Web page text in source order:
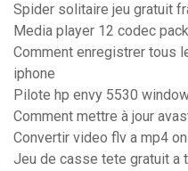
Spider solitaire jeu gratuit
Media player 12 codec
Comment enregistrer tous
iphone
Pilote hp envy 5530
Comment mettre à jour
Convertir video flv a mp4
Jeu de casse tete gratuit a